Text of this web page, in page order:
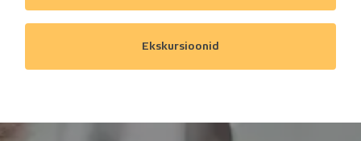
Ekskursioonid